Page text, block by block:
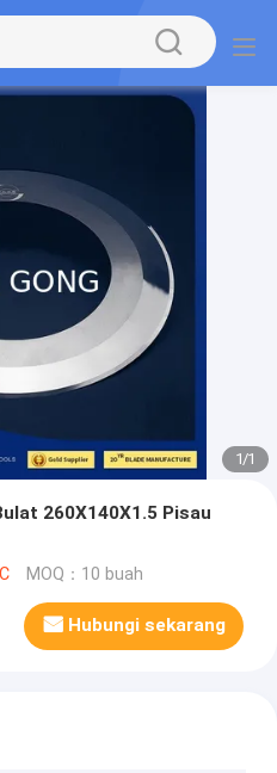
1/1
260X140X1.5 Pisau
MOQ：10 buah
Hubungi sekarang